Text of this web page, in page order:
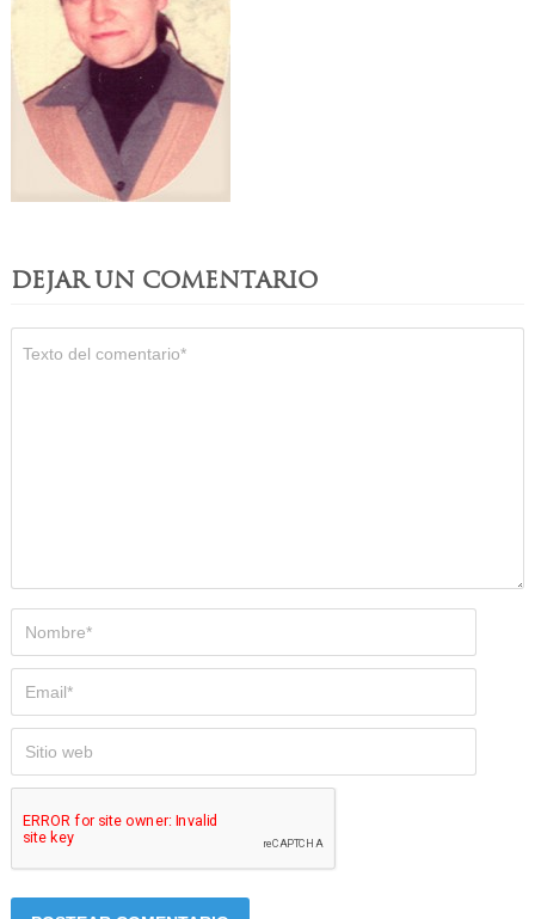
DEJAR UN COMENTARIO